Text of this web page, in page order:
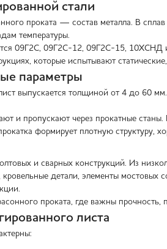
стали
проката — состав металла. В
температуры.
09Г2С, 09Г2С-12, 09Г2С-15, 10ХСНД
которые испытывают
параметры
выпускается толщиной от 4 до 60
и пропускают через прокатные
формирует плотную структуру,
и сварных конструкций. Из
кровельные детали, элементы
проката, где важны
листа